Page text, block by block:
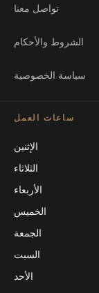
تواصل معنا
الشروط والأحكام
سياسة الخصوصية
ساعات العمل
الإثنين
الثلاثاء
الأربعاء
الخميس
الجمعة
السبت
الأحد